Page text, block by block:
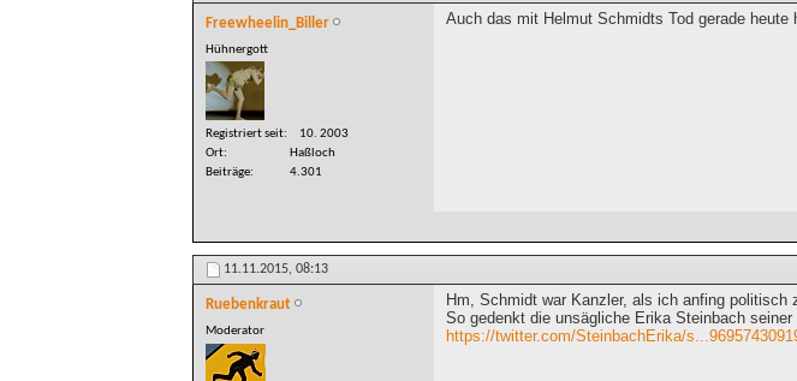
Freewheelin_Biller
Hühnergott
Registriert seit
10. 2003
Ort
Haßloch
Beiträge
4.301
Auch das mit Helmut Schmidts Tod gerade
11.11.2015, 08:13
Ruebenkraut
Moderator
Hm, Schmidt war Kanzler, als ich anfing
So gedenkt die unsägliche Erika Steinbach seiner
https://twitter.com/SteinbachErika/